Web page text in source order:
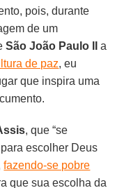
pois, durante
de um
São João Paulo II
a
de paz, eu
que inspira uma
, que “se
escolher Deus
fazendo-se pobre
que sua escolha da